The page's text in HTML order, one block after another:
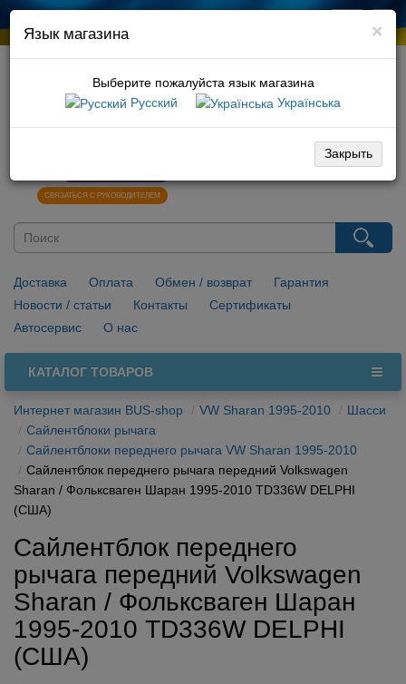
066 729 10 01
СВЯЗАТЬСЯ С РУКОВОДИТЕЛЕМ
Доставка Оплата Обмен / возврат
Гарантия
Новости / статьи
Контакты
Сертификаты
Автосервис
О нас
КАТАЛОГ ТОВАРОВ
Интернет магазин BUS-shop VW Sharan 1995-2010
Шасси
Сайлентблоки рычага
Сайлентблоки переднего рычага VW Sharan 1995-2010
Сайлентблок переднего рычага передний Volkswagen
Sharan / Фольксваген Шаран 1995-2010 TD336W DELPHI
(США)
×
Язык магазина
Выберите пожалуйста язык магазина
Русский
Українська
Закрыть
Сайлентблок переднего
рычага передний Volkswagen
Sharan / Фольксваген Шаран
1995-2010 TD336W DELPHI
(США)